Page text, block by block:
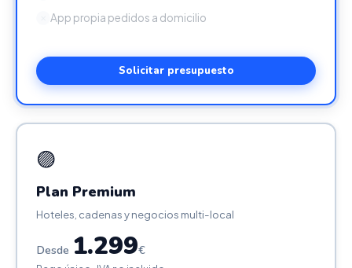
App propia pedidos a domicilio
Solicitar presupuesto
🟣
Plan Premium
Hoteles, cadenas y negocios multi-local
Desde 1.299€